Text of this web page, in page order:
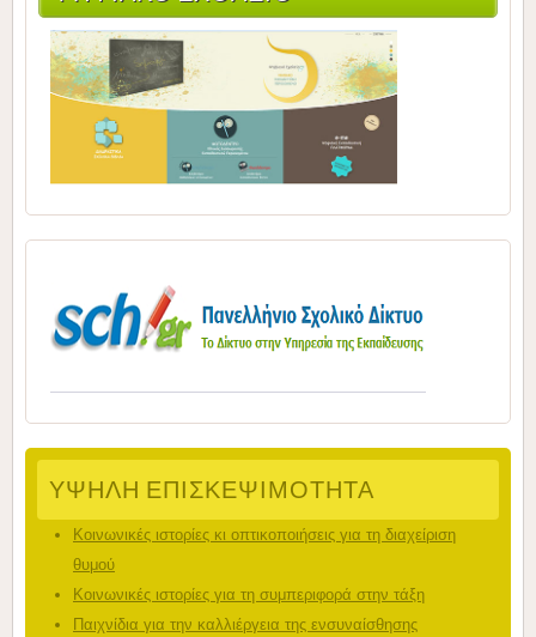
ΥΨΗΛΉ ΕΠΙΣΚΕΨΙΜΌΤΗΤΑ
Κοινωνικές ιστορίες κι οπτικοποιήσεις για τη διαχείριση
θυμού
Κοινωνικές ιστορίες για τη συμπεριφορά στην τάξη
Παιχνίδια για την καλλιέργεια της ενσυναίσθησης